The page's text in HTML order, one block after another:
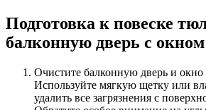
Подготовка к повеске
балконную дверь с окном
Очистите балконную дверь и
Используйте мягкую щетку или
удалить все загрязнения с